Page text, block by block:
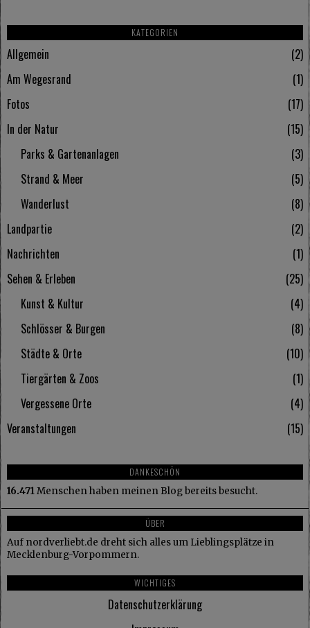
KATEGORIEN
Allgemein
2
Am Wegesrand
1
Fotos
17
In der Natur
15
Parks & Gartenanlagen
3
Strand & Meer
5
Wanderlust
8
Landpartie
2
Nachrichten
1
Sehen & Erleben
25
Kunst & Kultur
4
Schlösser & Burgen
8
Städte & Orte
10
Tiergärten & Zoos
1
Vergessene Orte
4
Veranstaltungen
15
DANKESCHÖN
16.471Menschen haben meinen Blog bereits besucht.
ÜBER
Auf nordverliebt.de dreht sich alles um Lieblingsplätze in
Mecklenburg-Vorpommern.
WICHTIGES
Datenschutzerklärung